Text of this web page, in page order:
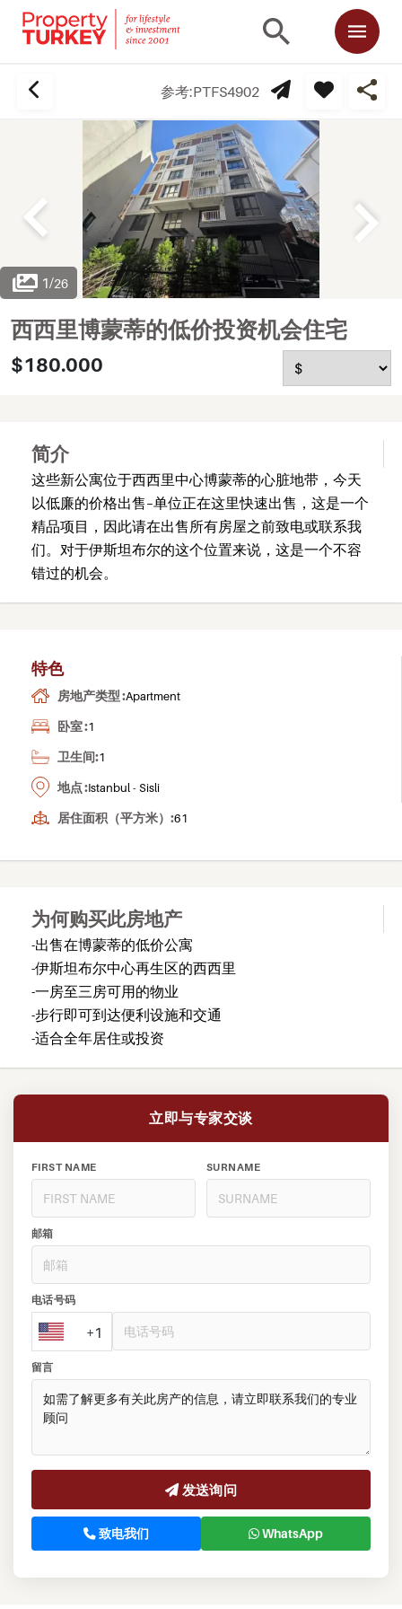
参考:PTFS4902
1/26
西西里博蒙蒂的低价投资机会住宅
$180.000
简介
这些新公寓位于西西里中心博蒙蒂的心脏地带，今天
以低廉的价格出售–单位正在这里快速出售，这是一个
精品项目，因此请在出售所有房屋之前致电或联系我
们。对于伊斯坦布尔的这个位置来说，这是一个不容
错过的机会。
特色
房地产类型 :Apartment
卧室 :1
卫生间:1
地点 :Istanbul - Sisli
居住面积（平方米）:61
为何购买此房地产
-出售在博蒙蒂的低价公寓
-伊斯坦布尔中心再生区的西西里
-一房至三房可用的物业
-步行即可到达便利设施和交通
-适合全年居住或投资
立即与专家交谈
FIRST NAME SURNAME
邮箱
电话号码
+1
留言
发送询问
致电我们 WhatsApp